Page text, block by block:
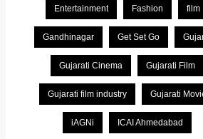
Entertainment Fashion film
Gandhinagar Get Set Go
Gujarati Cinema Gujarati Film
Gujarati film industry Gujarati
iAGNi ICAI Ahmedabad